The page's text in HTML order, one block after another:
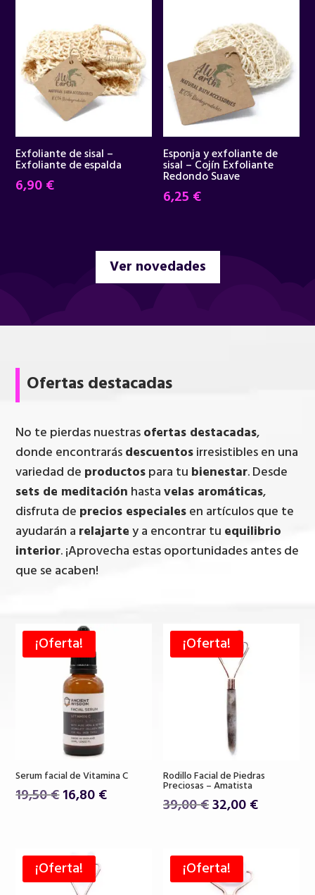
34,95 €.29,90 €.
Exfoliante de sisal –
Exfoliante de espalda
6,90€
Esponja y exfoliante de
sisal – Cojín Exfoliante
Redondo Suave
6,25 €
Ver novedades
Ofertas destacadas
No te pierdas nuestrasofertas destacadas,
donde encontrarásdescuentosirresistibles en una
variedad de productospara tu bienestar. Desde
sets de meditación hastavelas aromáticas,
disfruta de precios especialesen artículos que te
ayudarán a relajartey a encontrar tu equilibrio
interior. ¡Aprovecha estas oportunidades antes de
que se acaben!
¡Oferta!
Serum facial de Vitamina C
19,50€El
era:
19,50 €.
16,80€El
¡Oferta!
Rodillo Facial de Piedras
Preciosas – Amatista
39,00€El
era:
39,00 €.
32,00€El
¡Oferta! ¡Oferta!